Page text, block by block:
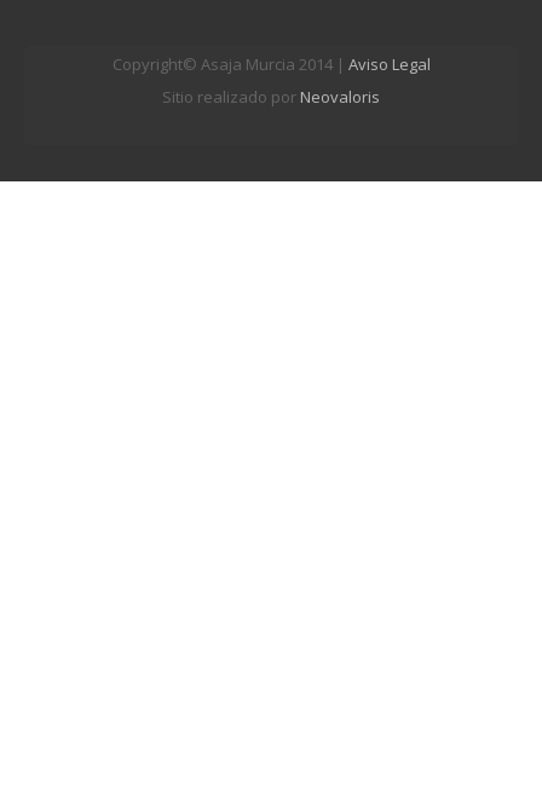
Copyright© Asaja Murcia 2014 | Aviso Legal
Sitio realizado por Neovaloris